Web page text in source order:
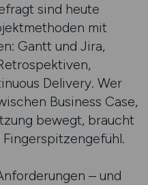
sind heute
mit
Gantt und Jira,
Delivery. Wer
Business Case,
bewegt, braucht
– und